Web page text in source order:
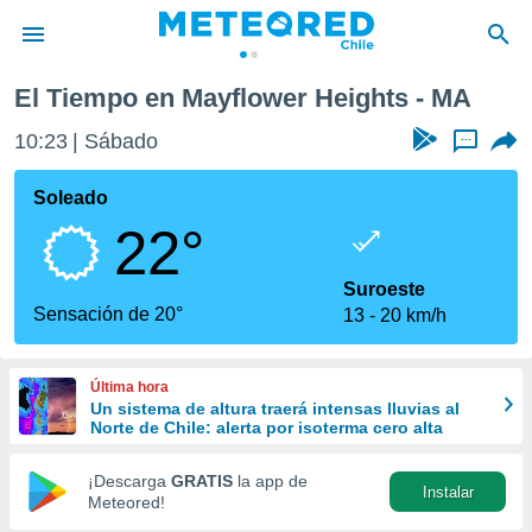
de
por
que se
calidad.
a este
las
y
forma
digital
basada
El Tiempo en Mayflower Heights - MA
10:23 Sábado ...
Soleado
22°
Sensación de 20°
Suroeste
13
20 km/h
Última hora
Un sistema de altura traerá intensas lluvias al
Norte de Chile: alerta por isoterma cero alta
¡Descarga GRATIS la app de
Meteored!
Instalar